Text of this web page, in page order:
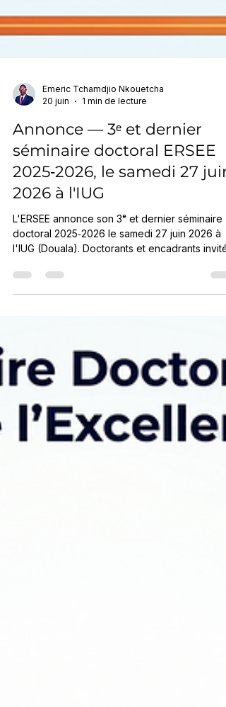
20 juin
1 min de lecture
Annonce — 3ᵉ et dernier
séminaire doctoral ERSEE
2025‑2026, le samedi 27 juin
2026 à l'IUG
L'ERSEE annonce son 3ᵉ et dernier séminaire
l'IUG (Douala). Doctorants et encadrants